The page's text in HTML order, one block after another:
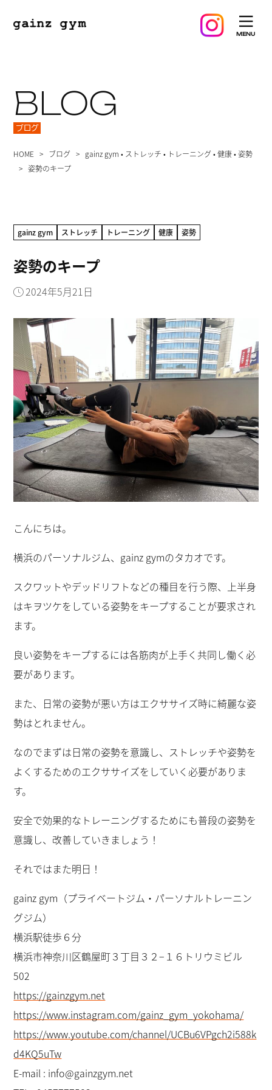
BLOG
ブログ
HOME ブログ gainz gym • ストレッチ • トレーニング •健康•姿勢
姿勢のキープ
gainz gym ストレッチ トレーニング 健康 姿勢
姿勢のキープ
2024年5月21日
こんにちは。
横浜のパーソナルジム、gainz gymのタカオです。
スクワットやデッドリフトなどの種目を行う際、上半身
はキヲツケをしている姿勢をキープすることが要求され
ます。
良い姿勢をキープするには各筋肉が上手く共同し働く必
要があります。
また、日常の姿勢が悪い方はエクササイズ時に綺麗な姿
勢はとれません。
なのでまずは日常の姿勢を意識し、ストレッチや姿勢を
よくするためのエクササイズをしていく必要がありま
す。
安全で効果的なトレーニングするためにも普段の姿勢を
意識し、改善していきましょう！
それではまた明日！
gainz gym（プライベートジム・パーソナルトレーニン
グジム）
横浜駅徒歩６分
横浜市神奈川区鶴屋町３丁目３２−１６トリウミビル
502
https://gainzgym.net
https://www.instagram.com/gainz_gym_yokohama/
https://www.youtube.com/channel/UCBu6VPgch2i588k
d4KQ5uTw
E-mail : info@gainzgym.net